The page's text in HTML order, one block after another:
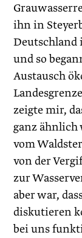
ihn in
Deutschland
und so
Austausch
zeigte mir,
ganz
vom
von der
zur
aber war,
diskutieren
bei uns